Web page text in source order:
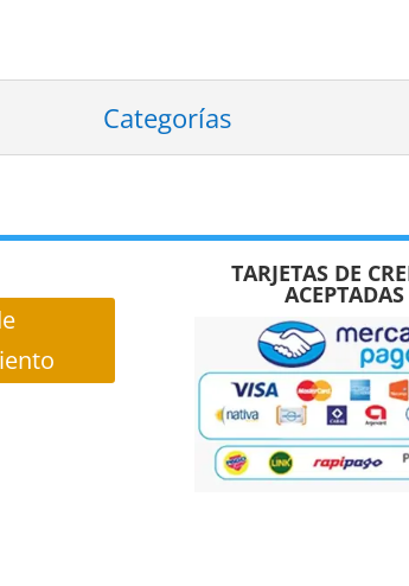
Categorías
TARJETAS DE
ACEPTADAS